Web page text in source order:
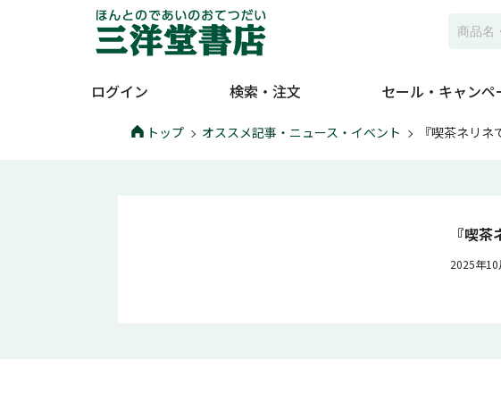
ログイン 検索・注文 セール・キャンペ
トップ オススメ記事・ニュース・イベント 『喫茶ネリ
『喫
2025年